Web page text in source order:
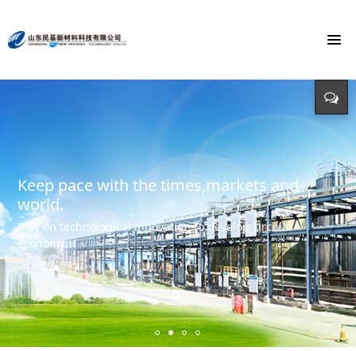
Monochloroacetic Acid
To build the world's green base for fine chemicals and
create the first brand of Monochloroacetic acid in the
international market.
Keep pace with the times,markets and
world.
Rely on technological innovation to develop circular
economy.
Energy saving, environmental protection,
Input - output - comprehensive utilization of resources